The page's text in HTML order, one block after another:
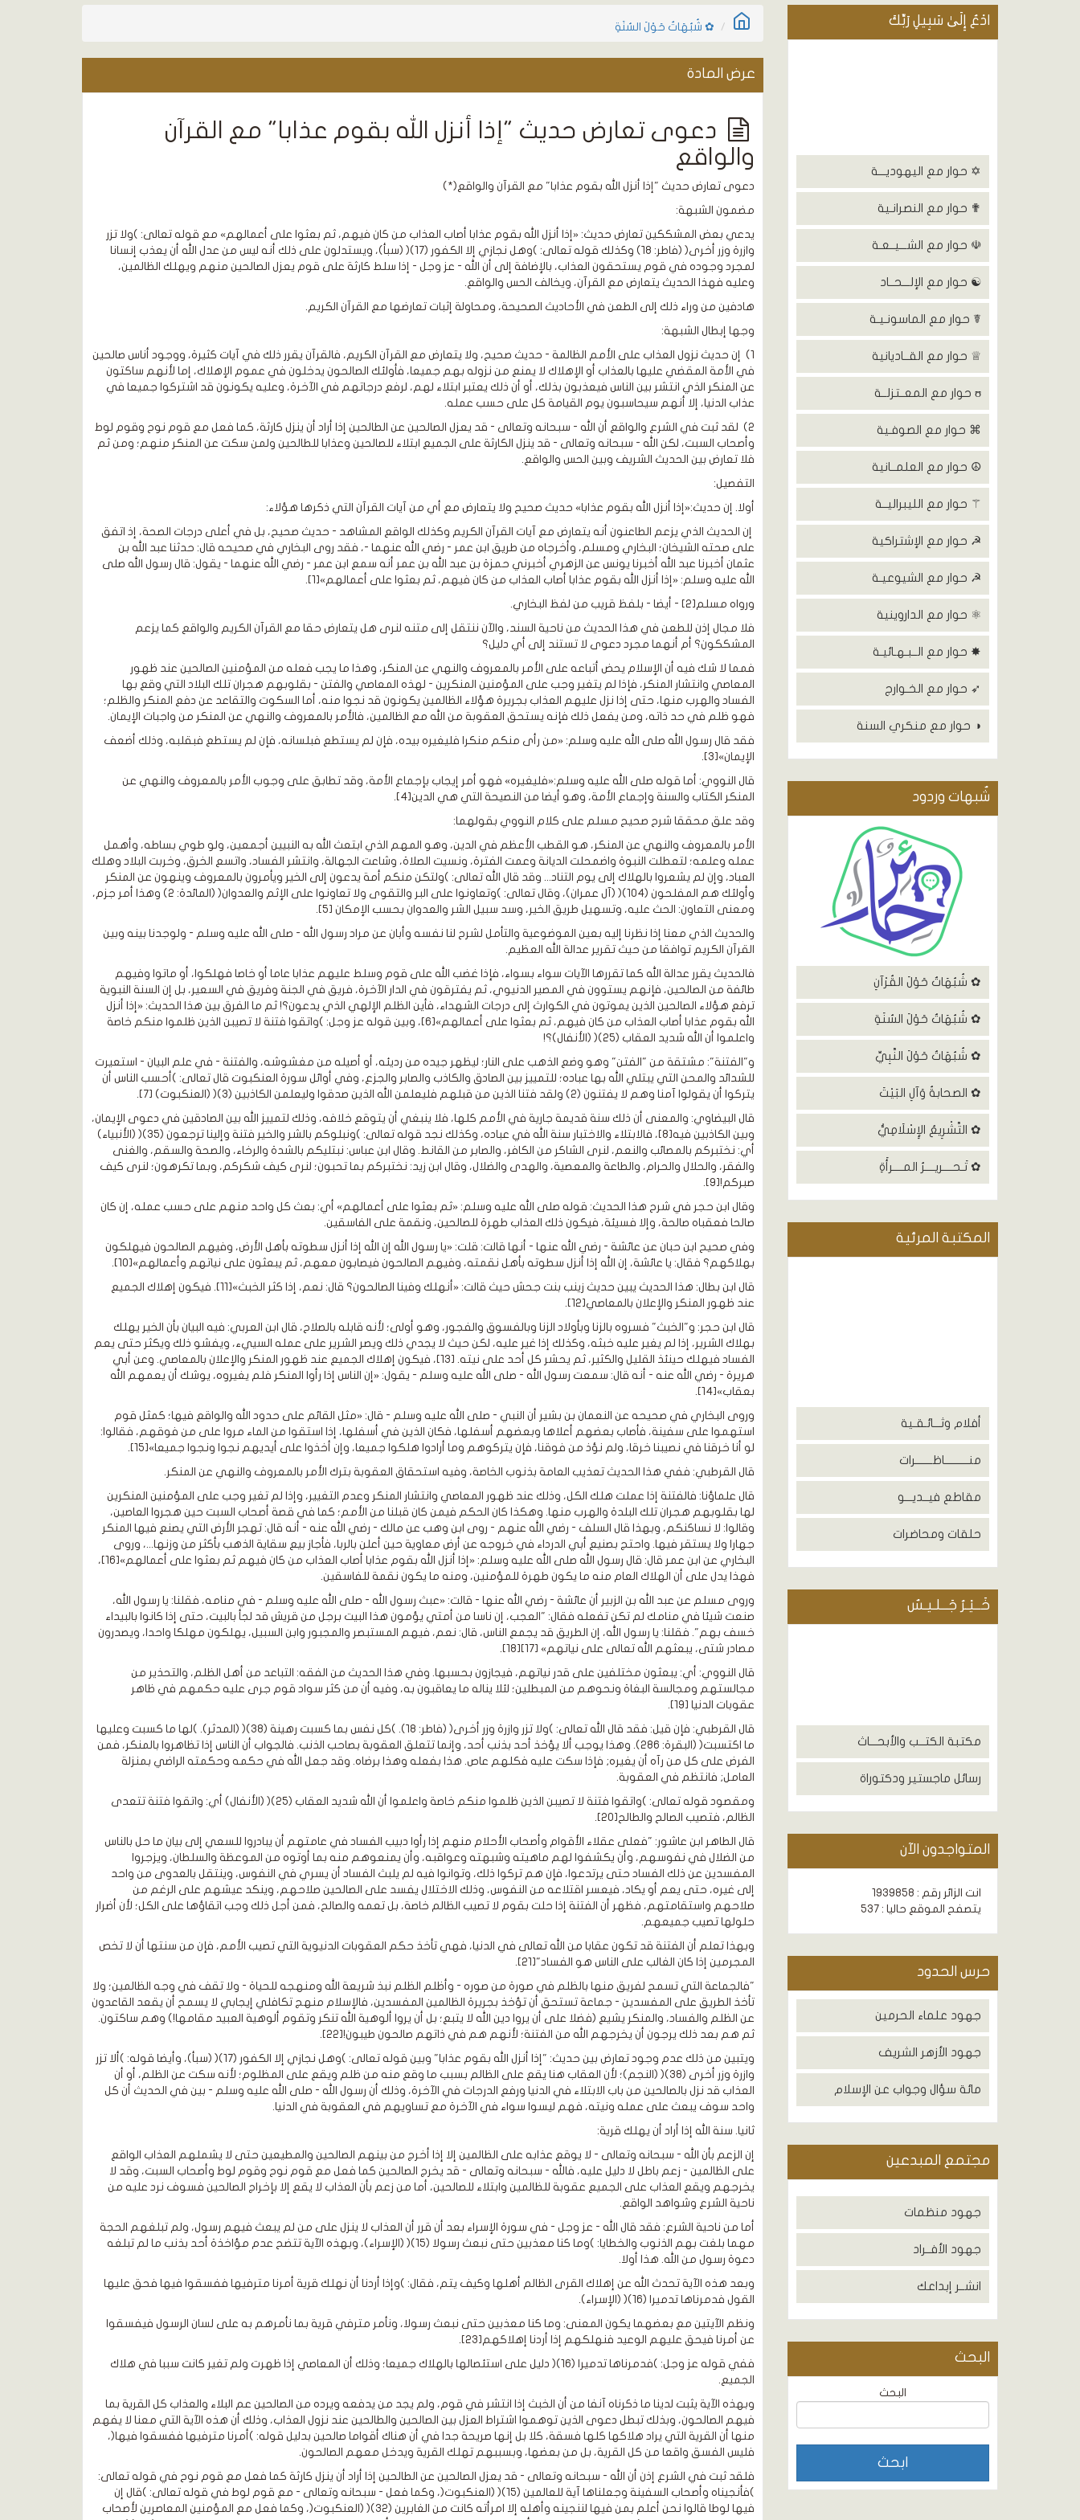
ادْعُ إِلَىٰ سَبِيلِ رَبِّكَ
✡ حوار مع اليهوديـــة
✟ حوار مع النصرانـية
☫ حوار مع الشـــيــعـة
☯ حوار مع الإلـــحــاد
☤ حوار مع الماسونـيـة
♕ حوار مع القــاديانية
ʊ حوار مع المعــتزلــة
⌘ حوار مع الصوفـية
☮ حوار مع العلمــانية
⚚ حوار مع الليبراليــة
☭ حوار مع الإشتراكية
☭ حوار مع الشيوعيـة
⚛ حوار مع الداروينية
✸ حوار مع الــبـهـائيـة
➶ حوار مع الخـوارج
◑ حوار مع منكري السنة
شٌبهات وردود
✿ شُبُهَاتٌ حَوْلَ القُرْآنِ
✿ شُبُهَاتٌ حَوْلَ السُنَةِ
✿ شُبُهَاتٌ حَوْلَ النَّبِيِّ
✿ الصحابةُ وَآلِ البَيْتَ
✿ التَّشْرِيعُ الإِسْلَامِيُّ
✿ تَـحــــريــــرُ المــــرأَةِ
المكتبة المرئية
أفلام وثـــائـقـية
منــــــــــاظـــــــرات
مقاطع فيــديـــو
حلقات ومحاضرات
خَــيْـرُ جَــلـيـسٌ
مكتبة الكتــب والأبحـــاث
رسائل ماجستير ودكتوراة
المتواجدون الآن
انت الزائر رقم : 1939858
يتصفح الموقع حاليا : 537
حرس الحدود
جهود علماء الحرمين
جهود الأزهر الشريف
مائة سؤال وجواب عن الإسلام
مجتمع المبدعين
جهود منظمات
جهود الأفــراد
انشــر إبداعك
البحث
البحث
✿ شُبُهَاتٌ حَوْلَ السُنَةِ
عرض المادة
دعوى تعارض حديث "إذا أنزل الله بقوم عذابا" مع القرآن
والواقع
دعوى تعارض حديث "إذا أنزل الله بقوم عذابا" مع القرآن والواقع(*)
مضمون الشبهة:
يدعي بعض المشككين تعارض حديث: «إذا أنزل الله بقوم عذابا أصاب العذاب من كان فيهم، ثم بعثوا على أعمالهم» مع قوله تعالى: )ولا تزر
وازرة وزر أخرى( (فاطر: ١٨) وكذلك قوله تعالى: )وهل نجازي إلا الكفور (17)( (سبأ)، ويستدلون على ذلك أنه ليس من عدل الله أن يعذب إنسانا
لمجرد وجوده في قوم يستحقون العذاب، بالإضافة إلى أن الله - عز وجل - إذا سلط كارثة على قوم يعزل الصالحين منهم ويهلك الظالمين،
وعليه فهذا الحديث يتعارض مع القرآن، ويخالف الحس والواقع.
هادفين من وراء ذلك إلى الطعن في الأحاديث الصحيحة، ومحاولة إثبات تعارضها مع القرآن الكريم.
وجها إبطال الشبهة:
1) إن حديث نزول العذاب على الأمم الظالمة - حديث صحيح، ولا يتعارض مع القرآن الكريم، فالقرآن يقرر ذلك في آيات كثيرة، ووجود أناس صالحين
في الأمة المقضي عليها بالعذاب أو الإهلاك لا يمنع من نزوله بهم جميعا، فأولئك الصالحون يدخلون في عموم الإهلاك، إما لأنهم ساكتون
عن المنكر الذي انتشر بين الناس فيعذبون بذلك، أو أن ذلك يعتبر ابتلاء لهم، لرفع درجاتهم في الآخرة، وعليه يكونون قد اشتركوا جميعا في
عذاب الدنيا، إلا أنهم سيحاسبون يوم القيامة كل على حسب عمله.
2) لقد ثبت في الشرع والواقع أن الله - سبحانه وتعالى - قد يعزل الصالحين عن الطالحين إذا أراد أن ينزل كارثة، كما فعل مع قوم نوح وقوم لوط
وأصحاب السبت، لكن الله - سبحانه وتعالى - قد ينزل الكارثة على الجميع ابتلاء للصالحين وعذابا للطالحين ولمن سكت عن المنكر منهم؛ ومن ثم
فلا تعارض بين الحديث الشريف وبين الحس والواقع.
التفصيل:
أولا. إن حديث:«إذا أنزل الله بقوم عذابا» حديث صحيح ولا يتعارض مع أي من آيات القرآن التي ذكرها هؤلاء:
إن الحديث الذي يزعم الطاعنون أنه يتعارض مع آيات القرآن الكريم وكذلك الواقع المشاهد - حديث صحيح، بل في أعلى درجات الصحة، إذ اتفق
على صحته الشيخان؛ البخاري ومسلم، وأخرجاه من طريق ابن عمر - رضي الله عنهما -، فقد روى البخاري في صحيحه قال: حدثنا عبد الله بن
عثمان أخبرنا عبد الله أخبرنا يونس عن الزهري أخبرني حمزة بن عبد الله بن عمر أنه سمع ابن عمر - رضي الله عنهما - يقول: قال رسول الله صلى
الله عليه وسلم: «إذا أنزل الله بقوم عذابا أصاب العذاب من كان فيهم، ثم بعثوا على أعمالهم»[1].
ورواه مسلم[2] - أيضا - بلفظ قريب من لفظ البخاري.
فلا مجال إذن للطعن في هذا الحديث من ناحية السند، والآن ننتقل إلى متنه لنرى هل يتعارض حقا مع القرآن الكريم والواقع كما يزعم
المشككون؟ أم أنهما مجرد دعوى لا تستند إلى أي دليل؟
فمما لا شك فيه أن الإسلام يحض أتباعه على الأمر بالمعروف والنهي عن المنكر، وهذا ما يجب فعله من المؤمنين الصالحين عند ظهور
المعاصي وانتشار المنكر، فإذا لم يتغير وجب على المؤمنين المنكرين - لهذه المعاصي والفتن - بقلوبهم هجران تلك البلاد التي وقع بها
الفساد والهرب منها، حتى إذا نزل عليهم العذاب بجريرة هؤلاء الظالمين يكونون قد نجوا منه، أما السكوت والتقاعد عن دفع المنكر والظلم؛
فهو ظلم في حد ذاته، ومن يفعل ذلك فإنه يستحق العقوبة من الله مع الظالمين، فالأمر بالمعروف والنهي عن المنكر من واجبات الإيمان.
فقد قال رسول الله صلى الله عليه وسلم: «من رأى منكم منكرا فليغيره بيده، فإن لم يستطع فبلسانه، فإن لم يستطع فبقلبه، وذلك أضعف
الإيمان»[3].
قال النووي: أما قوله صلى الله عليه وسلم:«فليغيره» فهو أمر إيجاب بإجماع الأمة، وقد تطابق على وجوب الأمر بالمعروف والنهي عن
المنكر الكتاب والسنة وإجماع الأمة، وهو أيضا من النصيحة التي هي الدين[4].
وقد علق محققا شرح صحيح مسلم على كلام النووي بقولهما:
الأمر بالمعروف والنهي عن المنكر، هو القطب الأعظم في الدين، وهو المهم الذي ابتعث الله به النبيين أجمعين، ولو طوي بساطه، وأهمل
عمله وعلمه؛ لتعطلت النبوة واضمحلت الديانة وعمت الفترة، ونسيت الصلاة، وشاعت الجهالة، وانتشر الفساد، واتسع الخرق، وخربت البلاد وهلك
العباد، وإن لم يشعروا بالهلاك إلى يوم التناد... وقد قال الله تعالى: )ولتكن منكم أمة يدعون إلى الخير ويأمرون بالمعروف وينهون عن المنكر
وأولئك هم المفلحون (104)( (آل عمران)، وقال تعالى: )وتعاونوا على البر والتقوى ولا تعاونوا على الإثم والعدوان( (المائدة: ٢) وهذا أمر جزم،
ومعنى التعاون: الحث عليه، وتسهيل طريق الخير، وسد سبيل الشر والعدوان بحسب الإمكان [5].
والحديث الذي معنا إذا نظرنا إليه بعين الموضوعية والتأمل لشرح لنا نفسه وأبان عن مراد رسول الله - صلى الله عليه وسلم - ولوجدنا بينه وبين
القرآن الكريم توافقا من حيث تقرير عدالة الله العظيم.
فالحديث يقرر عدالة الله كما تقررها الآيات سواء بسواء، فإذا غضب الله على قوم وسلط عليهم عذابا عاما أو خاصا فهلكوا، أو ماتوا وفيهم
طائفة من الصالحين، فإنهم يستوون في المصير الدنيوي، ثم يفترقون في الدار الآخرة، فريق في الجنة وفريق في السعير، بل إن السنة النبوية
ترفع هؤلاء الصالحين الذين يموتون في الكوارث إلى درجات الشهداء، فأين الظلم الإلهي الذي يدعون؟! ثم ما الفرق بين هذا الحديث: «إذا أنزل
الله بقوم عذابا أصاب العذاب من كان فيهم، ثم بعثوا على أعمالهم»[6]، وبين قوله عز وجل: )واتقوا فتنة لا تصيبن الذين ظلموا منكم خاصة
واعلموا أن الله شديد العقاب (25)( (الأنفال)؟!
و"الفتنة": مشتقة من "الفتن" وهو وضع الذهب على النار؛ ليظهر جيده من رديئه، أو أصيله من مغشوشه، والفتنة - في علم البيان - استعيرت
للشدائد والمحن التي يبتلي الله بها عباده؛ للتمييز بين الصادق والكاذب والصابر والجزع، وفي أوائل سورة العنكبوت قال تعالى: )أحسب الناس أن
يتركوا أن يقولوا آمنا وهم لا يفتنون (2) ولقد فتنا الذين من قبلهم فليعلمن الله الذين صدقوا وليعلمن الكاذبين (3)( (العنكبوت) [7].
قال البيضاوي: والمعنى أن ذلك سنة قديمة جارية في الأمم كلها، فلا ينبغي أن يتوقع خلافه، وذلك لتمييز الله بين الصادقين في دعوى الإيمان،
وبين الكاذبين فيه[8]، فالابتلاء والاختبار سنة الله في عباده، وكذلك نجد قوله تعالى: )ونبلوكم بالشر والخير فتنة وإلينا ترجعون (35)( (الأنبياء)
أي: نختبركم بالمصائب والنعم، لنرى الشاكر من الكافر، والصابر من القانط. وقال ابن عباس: نبتليكم بالشدة والرخاء، والصحة والسقم، والغنى
والفقر، والحلال والحرام، والطاعة والمعصية، والهدى والضلال، وقال ابن زيد: نختبركم بما تحبون؛ لنرى كيف شكركم، وبما تكرهون؛ لنرى كيف
صبركم![9].
وقال ابن حجر في شرح هذا الحديث: قوله صلى الله عليه وسلم: «ثم بعثوا على أعمالهم» أي: بعث كل واحد منهم على حسب عمله، إن كان
صالحا فعقباه صالحة، وإلا فسيئة، فيكون ذلك العذاب طهرة للصالحين، ونقمة على الفاسقين.
وفي صحيح ابن حبان عن عائشة - رضي الله عنها - أنها قالت: قلت: «يا رسول الله إن الله إذا أنزل سطوته بأهل الأرض، وفيهم الصالحون فيهلكون
بهلاكهم؟ فقال: يا عائشة، إن الله إذا أنزل سطوته بأهل نقمته، وفيهم الصالحون فيصابون معهم، ثم يبعثون على نياتهم وأعمالهم»[10].
قال ابن بطال: هذا الحديث يبين حديث زينب بنت جحش حيث قالت: «أنهلك وفينا الصالحون؟ قال: نعم، إذا كثر الخبث»[11]. فيكون إهلاك الجميع
عند ظهور المنكر والإعلان بالمعاصي[12].
قال ابن حجر: و"الخبث" فسروه بالزنا وبأولاد الزنا وبالفسوق والفجور، وهو أولى؛ لأنه قابله بالصلاح، قال ابن العربي: فيه البيان بأن الخير يهلك
بهلاك الشرير، إذا لم يغير عليه خبثه، وكذلك إذا غير عليه، لكن حيث لا يجدي ذلك ويصر الشرير على عمله السييء، ويفشو ذلك ويكثر حتى يعم
الفساد فيهلك حينئذ القليل والكثير، ثم يحشر كل أحد على نيته. [13]، فيكون إهلاك الجميع عند ظهور المنكر والإعلان بالمعاصي. وعن أبي
هريرة - رضي الله عنه - أنه قال: سمعت رسول الله - صلى الله عليه وسلم - يقول: «إن الناس إذا رأوا المنكر فلم يغيروه، يوشك أن يعمهم الله
بعقاب»[14].
وروى البخاري في صحيحه عن النعمان بن بشير أن النبي - صلى الله عليه وسلم - قال: «مثل القائم على حدود الله والواقع فيها؛ كمثل قوم
استهموا على سفينة، فأصاب بعضهم أعلاها وبعضهم أسفلها، فكان الذين في أسفلها، إذا استقوا من الماء مروا على من فوقهم، فقالوا:
لو أنا خرقنا في نصيبنا خرقا، ولم نؤذ من فوقنا، فإن يتركوهم وما أرادوا هلكوا جميعا، وإن أخذوا على أيديهم نجوا ونجوا جميعا»[15].
قال القرطبي: ففي هذا الحديث تعذيب العامة بذنوب الخاصة، وفيه استحقاق العقوبة بترك الأمر بالمعروف والنهي عن المنكر.
قال علماؤنا: فالفتنة إذا عملت هلك الكل، وذلك عند ظهور المعاصي وانتشار المنكر وعدم التغيير، وإذا لم تغير وجب على المؤمنين المنكرين
لها بقلوبهم هجران تلك البلدة والهرب منها. وهكذا كان الحكم فيمن كان قبلنا من الأمم؛ كما في قصة أصحاب السبت حين هجروا العاصين،
وقالوا: لا نساكنكم، وبهذا قال السلف - رضي الله عنهم - روى ابن وهب عن مالك - رضي الله عنه - أنه قال: تهجر الأرض التي يصنع فيها المنكر
جهارا ولا يستقر فيها. واحتج بصنيع أبي الدرداء في خروجه عن أرض معاوية حين أعلن بالربا، فأجاز بيع سقاية الذهب بأكثر من وزنها...، وروى
البخاري عن ابن عمر قال: قال رسول الله صلى الله عليه وسلم: «إذا أنزل الله بقوم عذابا أصاب العذاب من كان فيهم ثم بعثوا على أعمالهم»[16]،
فهذا يدل على أن الهلاك العام منه ما يكون طهرة للمؤمنين، ومنه ما يكون نقمة للفاسقين.
وروى مسلم عن عبد الله بن الزبير أن عائشة - رضي الله عنها - قالت: «عبث رسول الله - صلى الله عليه وسلم - في منامه، فقلنا: يا رسول الله،
صنعت شيئا في منامك لم تكن تفعله فقال: "العجب، إن ناسا من أمتي يؤمون هذا البيت برجل من قريش قد لجأ بالبيت، حتى إذا كانوا بالبيداء
خسف بهم". فقلنا: يا رسول الله، إن الطريق قد يجمع الناس، قال: نعم، فيهم المستبصر والمجبور وابن السبيل، يهلكون مهلكا واحدا، ويصدرون
مصادر شتى، يبعثهم الله تعالى على نياتهم» [17][18].
قال النووي: أي: يبعثون مختلفين على قدر نياتهم، فيجازون بحسبها. وفي هذا الحديث من الفقه: التباعد من أهل الظلم، والتحذير من
مجالستهم ومجالسة البغاة ونحوهم من المبطلين؛ لئلا يناله ما يعاقبون به، وفيه أن من كثر سواد قوم جرى عليه حكمهم في ظاهر
عقوبات الدنيا [19].
قال القرطبي: فإن قيل: فقد قال الله تعالى: )ولا تزر وازرة وزر أخرى( (فاطر: ١٨). )كل نفس بما كسبت رهينة (38)( (المدثر). )لها ما كسبت وعليها
ما اكتسبت( (البقرة: ٢٨٦). وهذا يوجب ألا يؤخذ أحد بذنب أحد، وإنما تتعلق العقوبة بصاحب الذنب. فالجواب أن الناس إذا تظاهروا بالمنكر، فمن
الفرض على كل من رآه أن يغيره; فإذا سكت عليه فكلهم عاص. هذا بفعله وهذا برضاه. وقد جعل الله في حكمه وحكمته الراضي بمنزلة
العامل; فانتظم في العقوبة.
ومقصود قوله تعالى: )واتقوا فتنة لا تصيبن الذين ظلموا منكم خاصة واعلموا أن الله شديد العقاب (25)( (الأنفال) أي: واتقوا فتنة تتعدى
الظالم، فتصيب الصالح والطالح[20].
قال الطاهر ابن عاشور: "فعلى عقلاء الأقوام وأصحاب الأحلام منهم إذا رأوا دبيب الفساد في عامتهم أن يبادروا للسعي إلى بيان ما حل بالناس
من الضلال في نفوسهم، وأن يكشفوا لهم ماهيته وشبهته وعواقبه، وأن يمنعوهم منه بما أوتوه من الموعظة والسلطان، ويزجروا
المفسدين عن ذلك الفساد حتى يرتدعوا، فإن هم تركوا ذلك، وتوانوا فيه لم يلبث الفساد أن يسري في النفوس، وينتقل بالعدوى من واحد
إلى غيره، حتى يعم أو يكاد، فيعسر اقتلاعه من النفوس، وذلك الاختلال يفسد على الصالحين صلاحهم، وينكد عيشهم على الرغم من
صلاحهم واستقامتهم، فظهر أن الفتنة إذا حلت بقوم لا تصيب الظالم خاصة، بل تعمه والصالح، فمن أجل ذلك وجب اتقاؤها على الكل؛ لأن أضرار
حلولها تصيب جميعهم.
وبهذا تعلم أن الفتنة قد تكون عقابا من الله تعالى في الدنيا، فهي تأخذ حكم العقوبات الدنيوية التي تصيب الأمم، فإن من سنتها أن لا تخص
المجرمين إذا كان الغالب على الناس هو الفساد"[21].
"فالجماعة التي تسمح لفريق منها بالظلم في صورة من صوره - وأظلم الظلم نبذ شريعة الله ومنهجه للحياة - ولا تقف في وجه الظالمين؛ ولا
تأخذ الطريق على المفسدين - جماعة تستحق أن تؤخذ بجريرة الظالمين المفسدين، فالإسلام منهج تكافلي إيجابي لا يسمح أن يقعد القاعدون
عن الظلم والفساد، والمنكر يشيع (فضلا على أن يروا دين الله لا يتبع؛ بل أن يروا ألوهية الله تنكر وتقوم ألوهية العبيد مقامها!) وهم ساكتون.
ثم هم بعد ذلك يرجون أن يخرجهم الله من الفتنة؛ لأنهم هم في ذاتهم صالحون طيبون![22].
ويتبين من ذلك عدم وجود تعارض بين حديث: "إذا أنزل الله بقوم عذابا" وبين قوله تعالى: )وهل نجازي إلا الكفور (17)( (سبأ)، وأيضا قوله: )ألا تزر
وازرة وزر أخرى (38)( (النجم)؛ لأن العقاب هنا يقع على الظالم بسبب ما وقع منه من ظلم ويقع على المظلوم؛ لأنه سكت عن الظلم، أو أن
العذاب قد نزل بالصالحين من باب الابتلاء في الدنيا ورفع الدرجات في الآخرة، وذلك أن رسول الله - صلى الله عليه وسلم - بين في الحديث أن كل
واحد سوف يبعث على عمله ونيته، فهم ليسوا سواء في الآخرة مع تساويهم في العقوبة في الدنيا.
ثانيا. سنة الله إذا أراد أن يهلك قرية:
إن الزعم بأن الله - سبحانه وتعالى - لا يوقع عذابه على الظالمين إلا إذا أخرج من بينهم الصالحين والمطيعين حتى لا يشملهم العذاب الواقع
على الظالمين - زعم باطل لا دليل عليه، فالله - سبحانه وتعالى - قد يخرج الصالحين كما فعل مع قوم نوح وقوم لوط وأصحاب السبت، وقد لا
يخرجهم ويقع العذاب على الجميع عقوبة للظالمين وابتلاء للصالحين، أما من زعم بأن العذاب لا يقع إلا بإخراج الصالحين فسوف نرد عليه من
ناحية الشرع وشواهد الواقع.
أما من ناحية الشرع: فقد قال الله - عز وجل - في سورة الإسراء بعد أن قرر أن العذاب لا ينزل على من لم يبعث فيهم رسول، ولم تبلغهم الحجة
مهما بلغت بهم الذنوب والخطايا: )وما كنا معذبين حتى نبعث رسولا (15)( (الإسراء)، وبهذه الآية تتضح عدم مؤاخذة أحد بذنب ما لم تبلغه
دعوة رسول من الله. هذا أولا.
وبعد هذه الآية تحدث الله عن إهلاك القرى الظالم أهلها وكيف يتم، فقال: )وإذا أردنا أن نهلك قرية أمرنا مترفيها ففسقوا فيها فحق عليها
القول فدمرناها تدميرا (16)( (الإسراء).
ونظم الآيتين مع بعضهما يكون المعنى: وما كنا معذبين حتى نبعث رسولا، ونأمر مترفي قرية بما نأمرهم به على لسان الرسول فيفسقوا
عن أمرنا فيحق عليهم الوعيد فنهلكهم إذا أردنا إهلاكهم[23].
ففي قوله عز وجل: )فدمرناها تدميرا (16)( دليل على استئصالها بالهلاك جميعا؛ وذلك أن المعاصي إذا ظهرت ولم تغير كانت سببا في هلاك
الجميع.
وبهذه الآية يثبت لدينا ما ذكرناه آنفا من أن الخبث إذا انتشر في قوم، ولم يجد من يدفعه ويرده من الصالحين عم البلاء والعذاب كل القرية بما
فيهم الصالحون، وبذلك تبطل دعوى الذين توهموا اشتراط العزل بين الصالحين والطالحين عند نزول العذاب، وذلك أن هذه الآية التي معنا لا يفهم
منها أن القرية التي يراد هلاكها كلها فسقة، كلا بل إنها صريحة جدا في أن هناك أقواما صالحين بدليل قوله: )أمرنا مترفيها ففسقوا فيها(،
فليس الفسق واقعا من كل القرية، بل من بعضها، وبسببهم تهلك القرية ويدخل معهم الصالحون.
فلقد ثبت في الشرع إذن أن الله - سبحانه وتعالى - قد يعزل الصالحين عن الطالحين إذا أراد أن ينزل كارثة كما فعل مع قوم نوح في قوله تعالى:
)فأنجيناه وأصحاب السفينة وجعلناها آية للعالمين (15)( (العنكبوت(، وكما فعل - سبحانه وتعالى - مع قوم لوط في قوله تعالى: )قال إن
فيها لوطا قالوا نحن أعلم بمن فيها لننجينه وأهله إلا امرأته كانت من الغابرين (32)( (العنكبوت(، وكما فعل مع المؤمنين المعاصرين لأصحاب